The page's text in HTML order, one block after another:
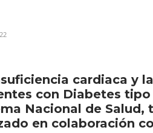
cardiaca y
con Diabetes
Nacional de
en colaboración